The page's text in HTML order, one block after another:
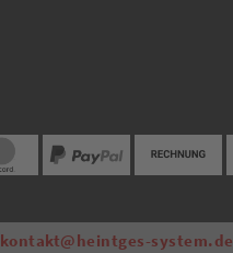
kontakt@heintges-system.de